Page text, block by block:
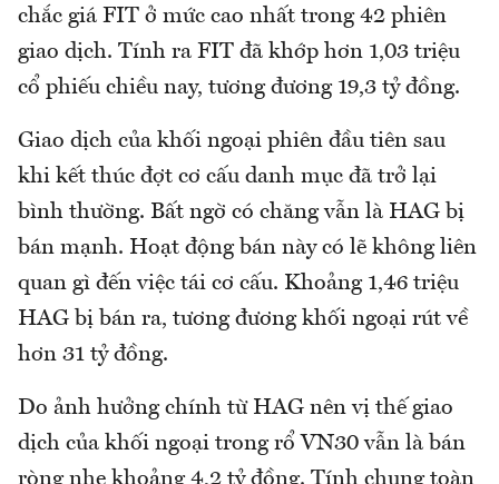
chắc giá FIT ở mức cao nhất trong 42 phiên
giao dịch. Tính ra FIT đã khớp hơn 1,03 triệu
cổ phiếu chiều nay, tương đương 19,3 tỷ đồng.
Giao dịch của khối ngoại phiên đầu tiên sau
khi kết thúc đợt cơ cấu danh mục đã trở lại
bình thường. Bất ngờ có chăng vẫn là HAG bị
bán mạnh. Hoạt động bán này có lẽ không liên
quan gì đến việc tái cơ cấu. Khoảng 1,46 triệu
HAG bị bán ra, tương đương khối ngoại rút về
hơn 31 tỷ đồng.
Do ảnh hưởng chính từ HAG nên vị thế giao
dịch của khối ngoại trong rổ VN30 vẫn là bán
ròng nhẹ khoảng 4,2 tỷ đồng. Tính chung toàn